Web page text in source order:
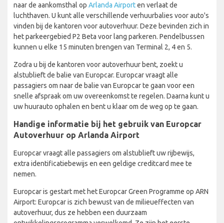
naar de aankomsthal op Arlanda Airporten verlaat de
luchthaven. U kunt alle verschillende verhuurbalies voor auto's
vinden bij de kantoren voor autoverhuur. Deze bevinden zich in
het parkeergebied P2 Beta voor lang parkeren. Pendelbussen
kunnen u elke 15 minuten brengen van Terminal 2, 4 en 5.
Zodra u bij de kantoren voor autoverhuur bent, zoekt u
alstublieft de balie van Europcar. Europcar vraagt alle
passagiers om naar de balie van Europcar te gaan voor een
snelle afspraak om uw overeenkomst te regelen. Daarna kunt u
uw huurauto ophalen en bent u klaar om de weg op te gaan.
Handige informatie bij het gebruik van Europcar
Autoverhuur op Arlanda Airport
Europcar vraagt alle passagiers om alstublieft uw rijbewijs,
extra identificatiebewijs en een geldige creditcard mee te
nemen.
Europcar is gestart met het Europcar Green Programme op ARN
Airport: Europcar is zich bewust van de milieueffecten van
autoverhuur, dus ze hebben een duurzaam